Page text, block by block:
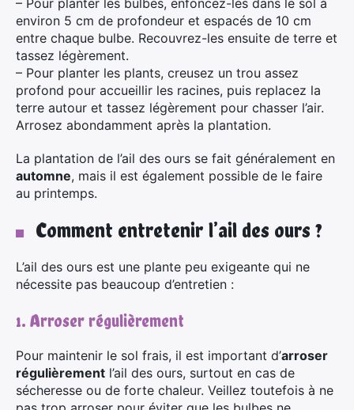
– Pour planter les bulbes, enfoncez-les dans le sol à
environ 5 cm de profondeur et espacés de 10 cm
entre chaque bulbe. Recouvrez-les ensuite de terre et
tassez légèrement.
– Pour planter les plants, creusez un trou assez
profond pour accueillir les racines, puis replacez la
terre autour et tassez légèrement pour chasser l’air.
Arrosez abondamment après la plantation.
La plantation de l’ail des ours se fait généralement en
automne, mais il est également possible de le faire
au printemps.
Comment entretenir l’ail des ours ?
L’ail des ours est une plante peu exigeante qui ne
nécessite pas beaucoup d’entretien :
1. Arroser régulièrement
Pour maintenir le sol frais, il est important d’arroser
régulièrement l’ail des ours, surtout en cas de
sécheresse ou de forte chaleur. Veillez toutefois à ne
×
: